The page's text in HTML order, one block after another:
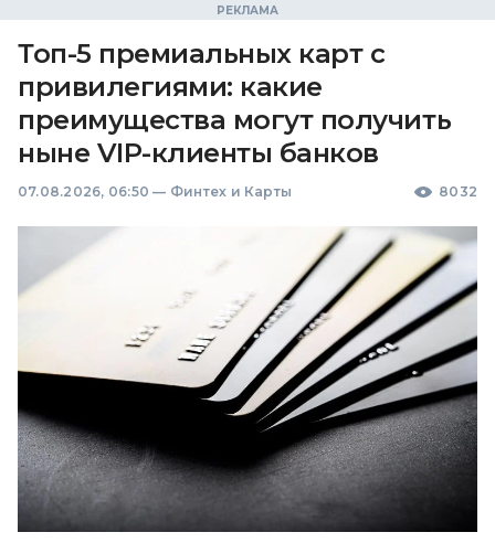
Топ-5 премиальных карт с
привилегиями: какие
преимущества могут получить
ныне VIP-клиенты банков
07.08.2026, 06:50 — Финтех и Карты 8032